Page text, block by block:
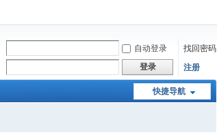
自动登录
找回密码
登录 注册
快捷导航